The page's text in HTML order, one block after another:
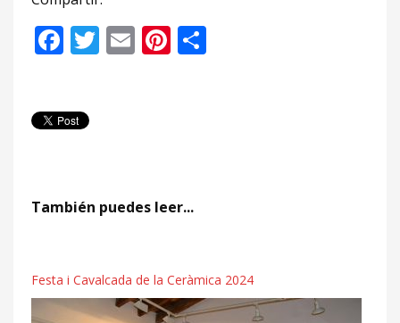
Facebook
Twitter
EmailPinterest
También puedes leer...
Festa i Cavalcada de la Ceràmica 2024